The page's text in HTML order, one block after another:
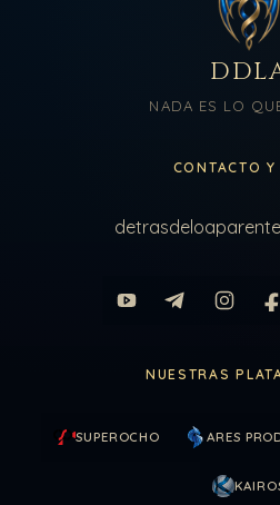
NADA ES LO
CONTACTO Y
NUESTRAS
SUPEROCHO ARES